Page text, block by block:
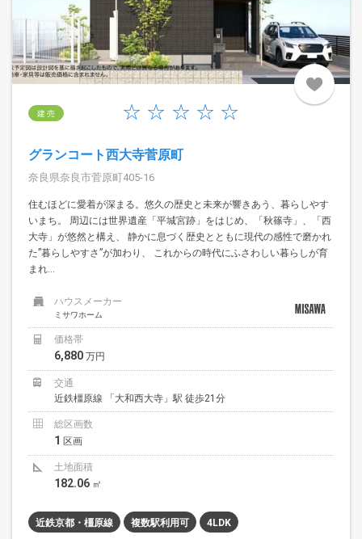
建 売
グランコート西大寺菅原町
奈良県奈良市菅原町405-16
住むほどに愛着が深まる。悠久の歴史と未来が響きあう、暮らしやす
いまち。 周辺には世界遺産「平城宮跡」をはじめ、「秋篠寺」、「西
大寺」が悠然と構え、 静かに息づく歴史とともに現代の感性で磨かれ
た”暮らしやすさ”が加わり、 これからの時代にふさわしい暮らしが育
まれ...
ハウスメーカー
ミサワホーム
価格帯
6,880 万円
交通
近鉄橿原線 「大和西大寺」駅 徒歩21分
総区画数
1 区画
土地面積
182.06 ㎡
近鉄京都・橿原線 複数駅利用可 4LDK